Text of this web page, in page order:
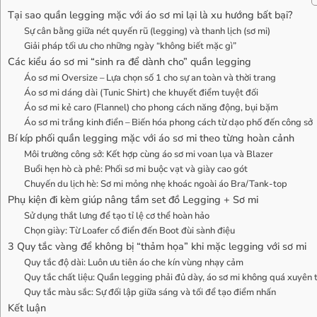
Tại sao quần legging mặc với áo sơ mi lại là xu hướng bất bại?
Sự cân bằng giữa nét quyến rũ (legging) và thanh lịch (sơ mi)
Giải pháp tối ưu cho những ngày “không biết mặc gì”
Các kiểu áo sơ mi “sinh ra để dành cho” quần legging
Áo sơ mi Oversize – Lựa chọn số 1 cho sự an toàn và thời trang
Áo sơ mi dáng dài (Tunic Shirt) che khuyết điểm tuyệt đối
Áo sơ mi kẻ caro (Flannel) cho phong cách năng động, bụi bặm
Áo sơ mi trắng kinh điển – Biến hóa phong cách từ dạo phố đến công sở
Bí kíp phối quần legging mặc với áo sơ mi theo từng hoàn cảnh
Môi trường công sở: Kết hợp cùng áo sơ mi voan lụa và Blazer
Buổi hẹn hò cà phê: Phối sơ mi buộc vạt và giày cao gót
Chuyến du lịch hè: Sơ mi mỏng nhẹ khoác ngoài áo Bra/Tank-top
Phụ kiện đi kèm giúp nâng tầm set đồ Legging + Sơ mi
Sử dụng thắt lưng để tạo tỉ lệ cơ thể hoàn hảo
Chọn giày: Từ Loafer cổ điển đến Boot đùi sành điệu
3 Quy tắc vàng để không bị “thảm họa” khi mặc legging với sơ mi
Quy tắc độ dài: Luôn ưu tiên áo che kín vùng nhạy cảm
Quy tắc chất liệu: Quần legging phải đủ dày, áo sơ mi không quá xuyên
Quy tắc màu sắc: Sự đối lập giữa sáng và tối để tạo điểm nhấn
Kết luận